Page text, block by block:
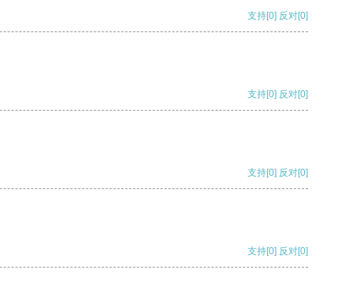
支持[0] 反对[0]
支持[0] 反对[0]
支持[0] 反对[0]
支持[0] 反对[0]